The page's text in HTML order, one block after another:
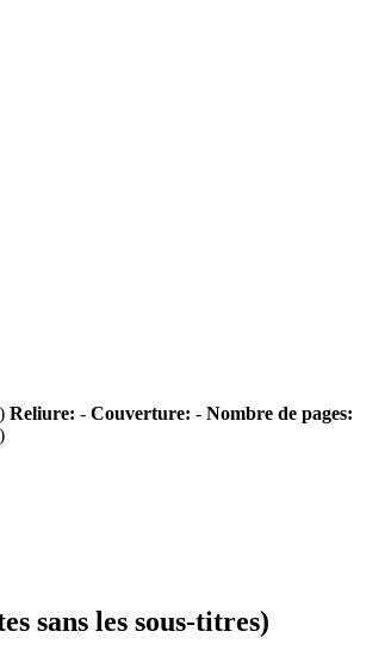
Reliure: - Couverture: - Nombre de pages:
sans les sous-titres)